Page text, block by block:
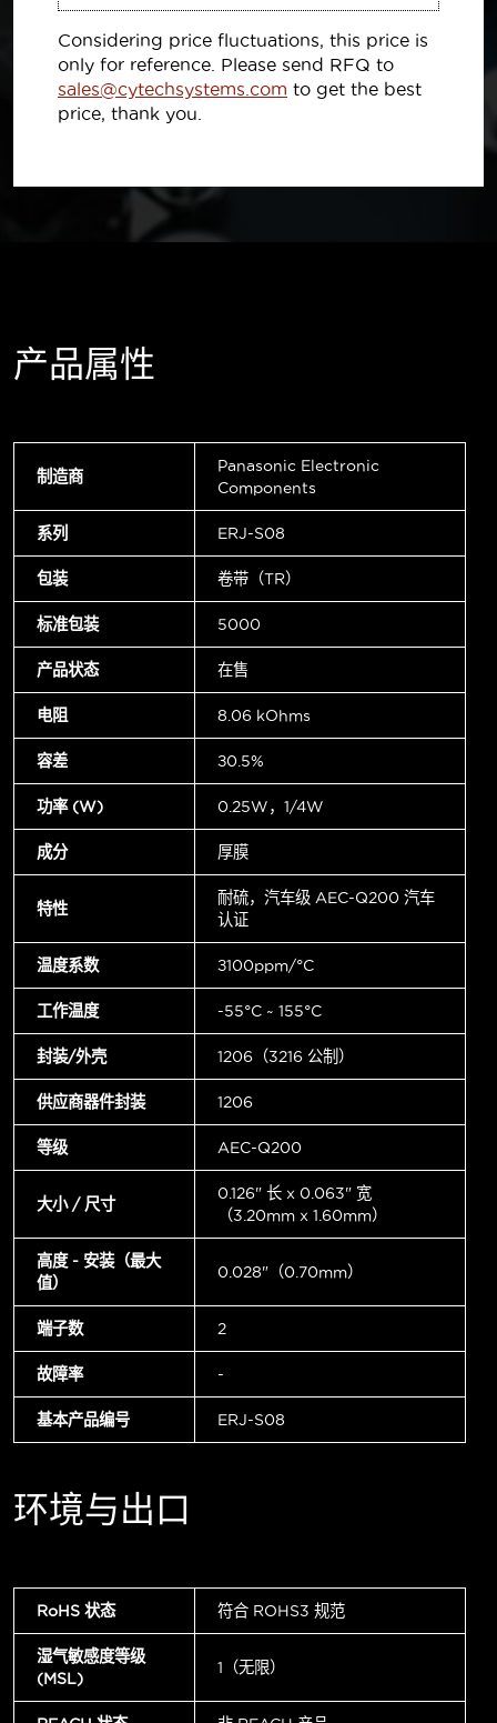
Considering price fluctuations, this price is
only for reference. Please send RFQ to
sales@cytechsystems.com to get the best
price, thank you.
产品属性
制造商
Panasonic Electronic
Components
系列 ERJ-S08
包装 卷带（TR）
标准包装 5000
产品状态 在售
电阻 8.06 kOhms
容差 ±0.5%
功率 (W) 0.25W，1/4W
成分 厚膜
特性
耐硫，汽车级 AEC-Q200 汽车
认证
温度系数 ±100ppm/°C
工作温度 -55°C ~ 155°C
封装/外壳 1206（3216 公制）
供应商器件封装 1206
等级 AEC-Q200
大小 / 尺寸
0.126" 长 x 0.063" 宽
（3.20mm x 1.60mm）
高度 - 安装（最大
值）
0.028"（0.70mm）
端子数 2
故障率 -
基本产品编号 ERJ-S08
环境与出口
RoHS 状态 符合 ROHS3 规范
湿气敏感度等级
(MSL)
1（无限）